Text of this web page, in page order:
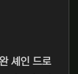
셰인 드로